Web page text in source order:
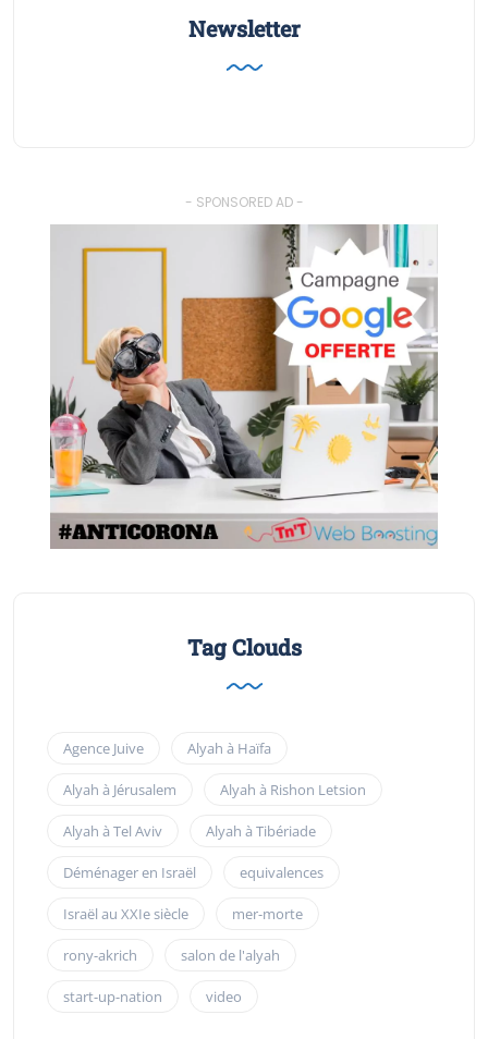
Newsletter
- SPONSORED AD -
Tag Clouds
Agence Juive Alyah à Haïfa
Alyah à Jérusalem Alyah à Rishon Letsion
Alyah à Tel Aviv Alyah à Tibériade
Déménager en Israël equivalences
Israël au XXIe siècle mer-morte
rony-akrich salon de l'alyah
start-up-nation video